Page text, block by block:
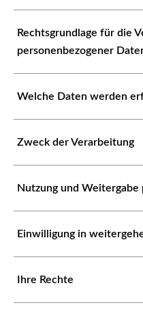
Rechtsgrundlage für die
personenbezogener
Welche Daten werden
Zweck der Verarbeitung
Nutzung und Weitergabe
Einwilligung in
Ihre Rechte